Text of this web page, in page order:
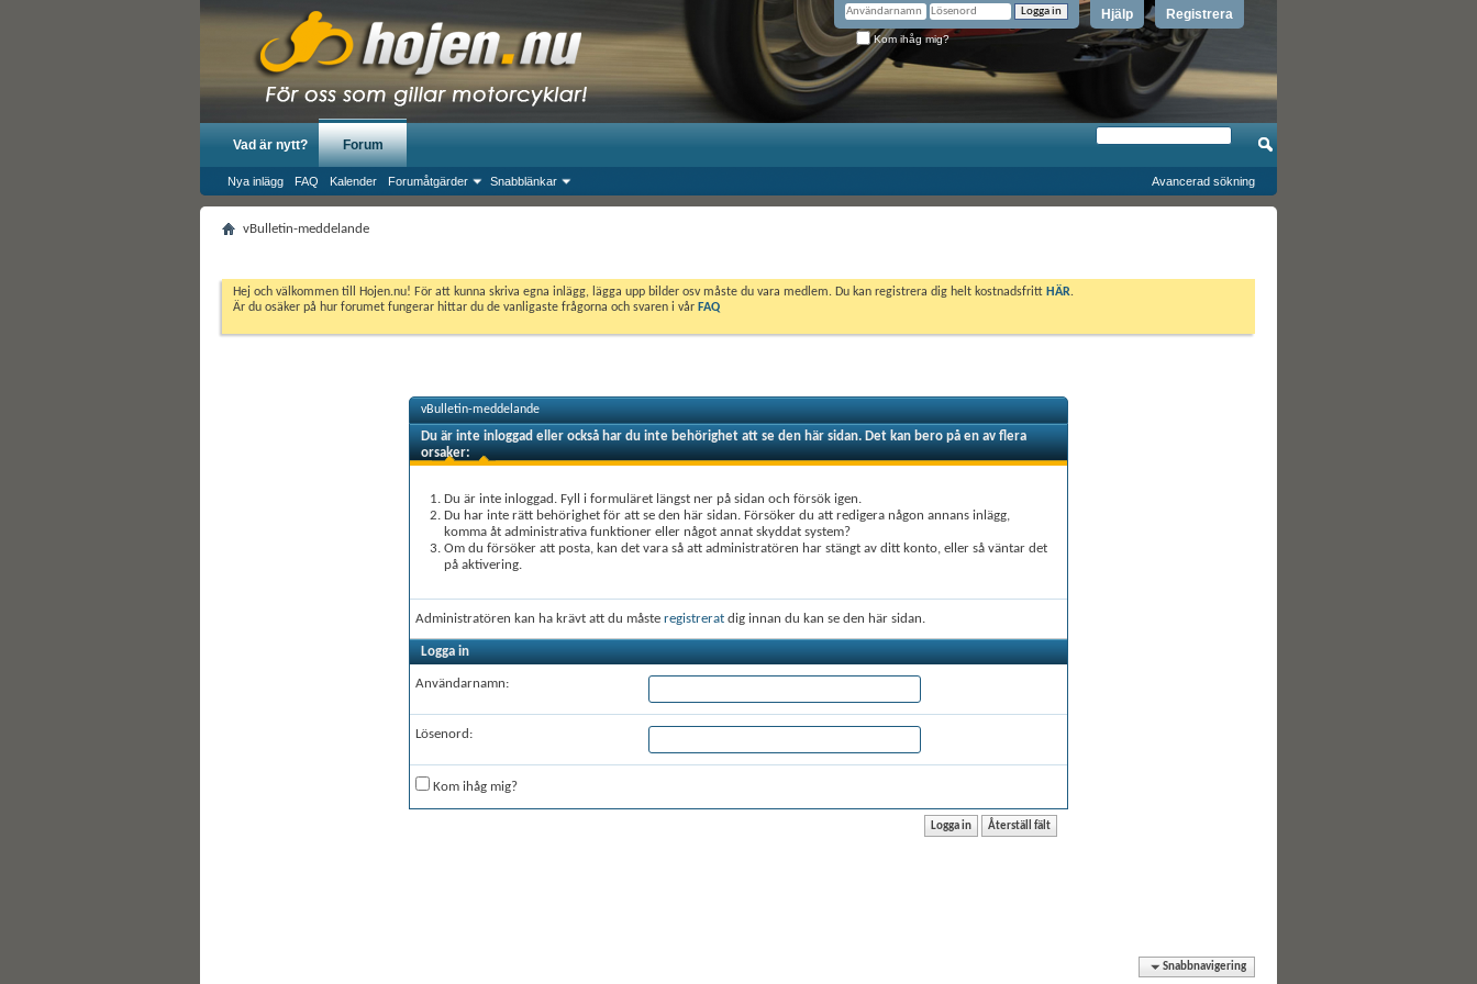
Registrera
Hjälp
Kom ihåg mig?
Vad är nytt? Forum
Nya inlägg FAQ Kalender Forumåtgärder Snabblänkar Avancerad sökning
vBulletin-meddelande
Hej och välkommen till Hojen.nu! För att kunna skriva egna inlägg, lägga upp bilder osv måste du vara medlem. Du kan registrera dig helt kostnadsfritt HÄR.
Är du osäker på hur forumet fungerar hittar du de vanligaste frågorna och svaren i vår FAQ
vBulletin-meddelande
Du är inte inloggad eller också har du inte behörighet att se den här sidan. Det kan bero på en av flera
orsaker:
Du är inte inloggad. Fyll i formuläret längst ner på sidan och försök igen.
Du har inte rätt behörighet för att se den här sidan. Försöker du att redigera någon annans inlägg,
komma åt administrativa funktioner eller något annat skyddat system?
Om du försöker att posta, kan det vara så att administratören har stängt av ditt konto, eller så väntar det
på aktivering.
Administratören kan ha krävt att du måste registrerat dig innan du kan se den här sidan.
Logga in
Användarnamn:
Lösenord:
Kom ihåg mig?
Snabbnavigering